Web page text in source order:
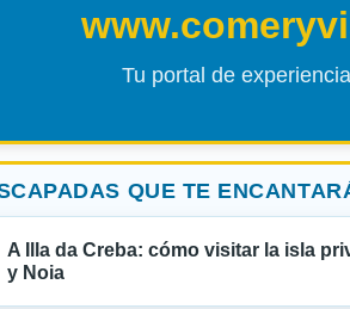
Tu portal de
QUE TE
A Illa da Creba: cómo visitar la isla
y Noia